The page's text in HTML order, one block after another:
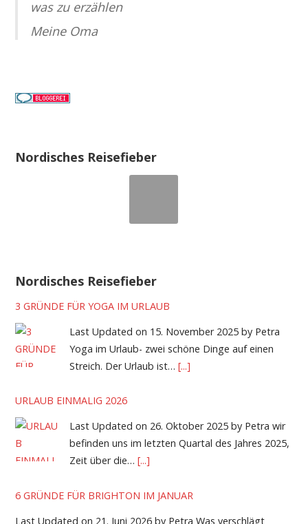
was zu erzählen
Meine Oma
Nordisches Reisefieber
Nordisches Reisefieber
3 GRÜNDE FÜR YOGA IM URLAUB
Last Updated on 15. November 2025 by Petra
Yoga im Urlaub- zwei schöne Dinge auf einen
Streich. Der Urlaub ist… [...]
URLAUB EINMALIG 2026
Last Updated on 26. Oktober 2025 by Petra wir
befinden uns im letzten Quartal des Jahres 2025,
Zeit über die… [...]
6 GRÜNDE FÜR BRIGHTON IM JANUAR
Last Updated on 21. Juni 2026 by Petra Was verschlägt